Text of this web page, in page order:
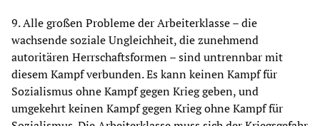
9. Alle großen Probleme der Arbeiterklasse – die
wachsende soziale Ungleichheit, die zunehmend
autoritären Herrschaftsformen – sind untrennbar mit
diesem Kampf verbunden. Es kann keinen Kampf für
Sozialismus ohne Kampf gegen Krieg geben, und
umgekehrt keinen Kampf gegen Krieg ohne Kampf für